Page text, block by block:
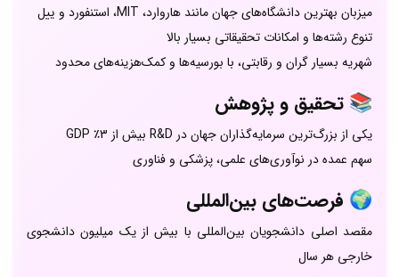
میزبان بهترین دانشگاه‌های جهان مانند هاروارد، MIT، استنفورد و ییل
تنوع رشته‌ها و امکانات تحقیقاتی بسیار بالا
شهریه بسیار گران و رقابتی، با بورسیه‌ها و کمک‌هزینه‌های محدود
📚 تحقیق و پژوهش
یکی از بزرگ‌ترین سرمایه‌گذاران جهان در R&D بیش از 3٪ GDP
سهم عمده در نوآوری‌های علمی، پزشکی و فناوری
🌍 فرصت‌های بین‌المللی
مقصد اصلی دانشجویان بین‌المللی با بیش از یک میلیون دانشجوی
خارجی هر سال